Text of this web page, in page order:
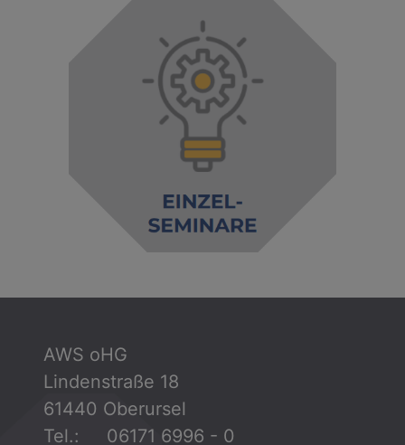
AWS oHG
Lindenstraße 18
61440 Oberursel
Tel.: 06171 6996 - 0